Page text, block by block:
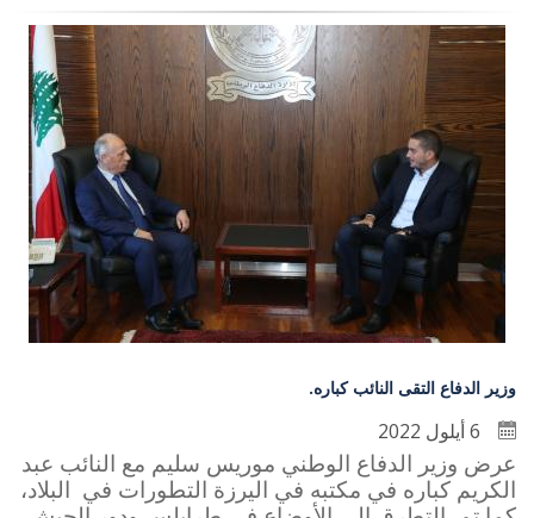
وزير الدفاع التقى النائب كباره.
عرض وزير الدفاع الوطني موريس سليم مع النائب عبد
الكريم كباره في مكتبه في اليرزة التطورات في البلاد،